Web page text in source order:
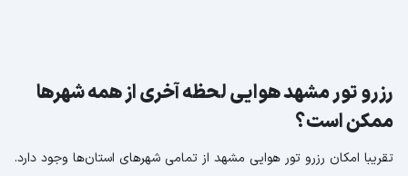
رزرو تور مشهد هوایی لحظه آخری از همه شهرها
ممکن است؟
تقریبا امکان رزرو تور هوایی مشهد از تمامی شهرهای استان‌ها وجود دارد.